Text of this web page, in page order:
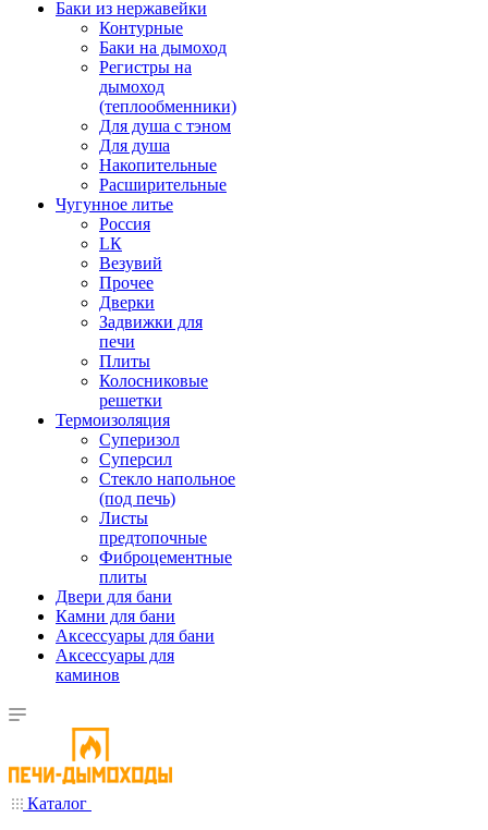
Баки из нержавейки
Контурные
Баки на дымоход
Регистры на
дымоход
(теплообменники)
Для душа с тэном
Для душа
Накопительные
Расширительные
Чугунное литье
Россия
LК
Везувий
Прочее
Дверки
Задвижки для
печи
Плиты
Колосниковые
решетки
Термоизоляция
Суперизол
Суперсил
Стекло напольное
(под печь)
Листы
предтопочные
Фиброцементные
плиты
Двери для бани
Камни для бани
Аксессуары для бани
Аксессуары для
каминов
Каталог